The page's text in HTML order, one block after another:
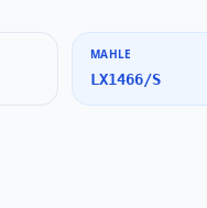
MAHLE
LX1466/S